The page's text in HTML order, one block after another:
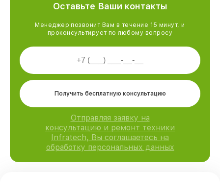
Оставьте Ваши контакты
Менеджер позвонит Вам в течение 15 минут, и
проконсультирует по любому вопросу
Получить бесплатную консультацию
Отправляя заявку на
консультацию и ремонт техники
Infratech, Вы соглашаетесь на
обработку персональных данных